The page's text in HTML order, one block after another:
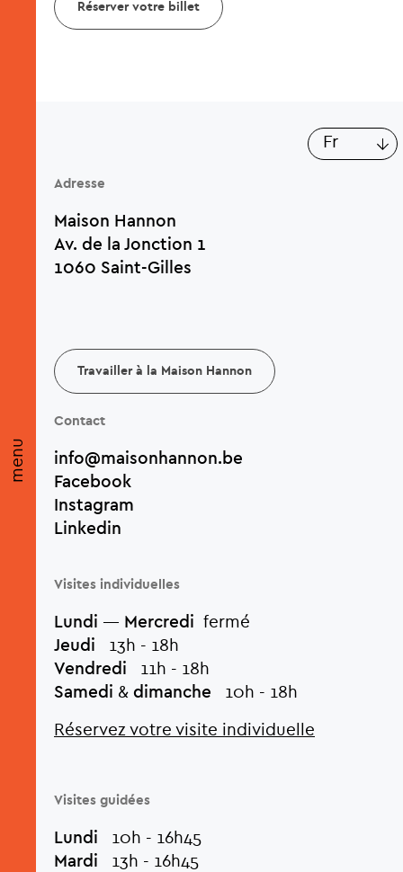
menu
Réserver votre billet
fr
Adresse
Maison Hannon
Av. de la Jonction 1
1060 Saint-Gilles
Travailler à la Maison Hannon
Contact
info@maisonhannon.be
Facebook
Instagram
Linkedin
Visites individuelles
Lundi — Mercredi fermé
Jeudi 13h - 18h
Vendredi 11h - 18h
Samedi & dimanche 10h - 18h
Réservez votre visite individuelle
Visites guidées
Lundi 10h - 16h45
Mardi 13h - 16h45